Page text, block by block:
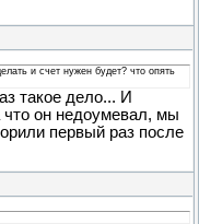
и счет нужен будет? что опять
такое дело... И
что он недоумевал, мы
первый раз после